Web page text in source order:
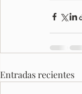
Entradas recientes